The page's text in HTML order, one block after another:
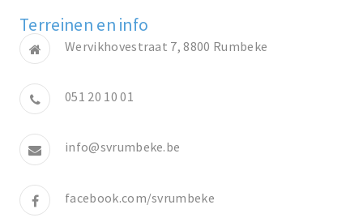
Terreinen en info
Wervikhovestraat 7, 8800 Rumbeke
051 20 10 01
info@svrumbeke.be
facebook.com/svrumbeke